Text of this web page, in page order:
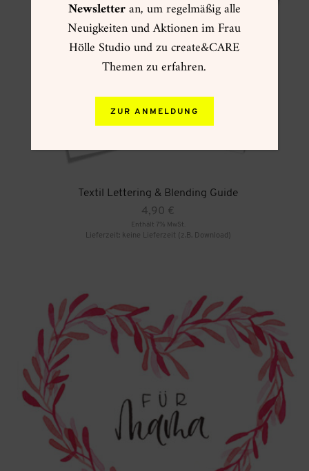
Textil Lettering & Blending Guide
4,90 €
Enthält 7% MwSt.
Lieferzeit: keine Lieferzeit (z.B. Download)
Newsletteran, um regelmäßig alle
Neuigkeiten und Aktionen im Frau
Hölle Studio und zu create&CARE
Themen zu erfahren.
ZUR ANMELDUNG